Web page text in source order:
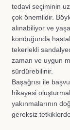
tedavi seçiminin
çok önemlidir.
alınabiliyor ve
konduğunda
tekerlekli
zaman ve uygun
sürdürebilinir.
Başağrısı ile
hikayesi
yakınmalarının
gereksiz